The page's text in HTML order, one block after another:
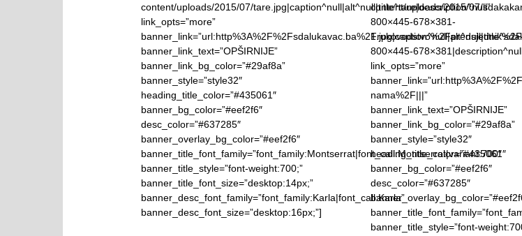
content/uploads/2015/07/tare.jpg|caption^null|alt^null|title^tare|description^null”
link_opts=”more”
banner_link_text=”OPŠIRNIJE”
banner_link_bg_color=”#29af8a”
banner_style=”style32″
heading_title_color=”#435061″
banner_bg_color=”#eef2f6″
desc_color=”#637285″
banner_overlay_bg_color=”#eef2f6″
banner_title_font_family=”font_family:Montserrat|font_call:Montserrat|variant:700″
banner_title_style=”font-weight:700;”
banner_title_font_size=”desktop:14px;”
banner_desc_font_family=”font_family:Karla|font_call:Karla”
banner_desc_font_size=”desktop:16px;”]
content/uploads/2015/07/
800×445-678×381-
800×445-
link_opts=”more”
nama%2F|||”
banner_link_text=”OPŠIRNIJE”
banner_link_bg_color=”#29af8a”
banner_style=”style32″
heading_title_color=”#435061″
banner_bg_color=”#eef2f6″
desc_color=”#637285″
banner_title_style=”font-